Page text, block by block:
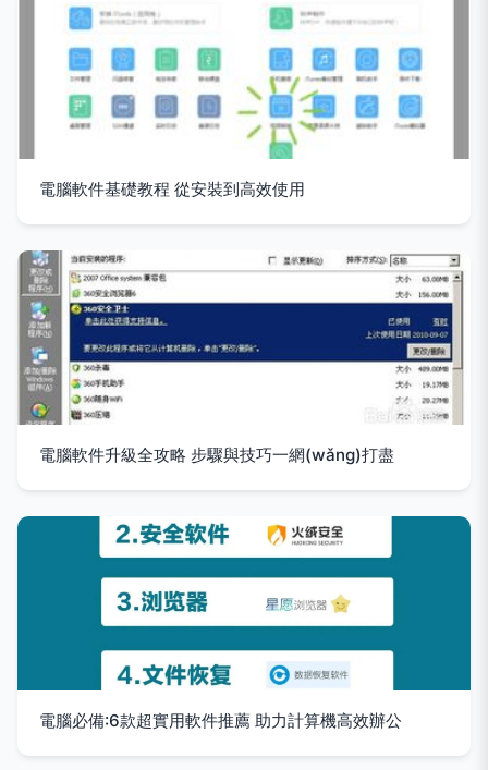
電腦軟件基礎教程 從安裝到高效使用
電腦軟件升級全攻略 步驟與技巧一網(wǎng)打盡
電腦必備:6款超實用軟件推薦 助力計算機高效辦公